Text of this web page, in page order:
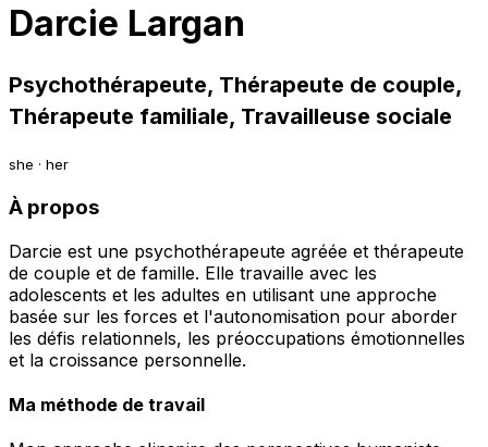
Darcie Largan
Psychothérapeute, Thérapeute de couple,
Thérapeute familiale, Travailleuse sociale
she · her
À propos
Darcie est une psychothérapeute agréée et thérapeute
de couple et de famille. Elle travaille avec les
adolescents et les adultes en utilisant une approche
basée sur les forces et l'autonomisation pour aborder
les défis relationnels, les préoccupations émotionnelles
et la croissance personnelle.
Ma méthode de travail